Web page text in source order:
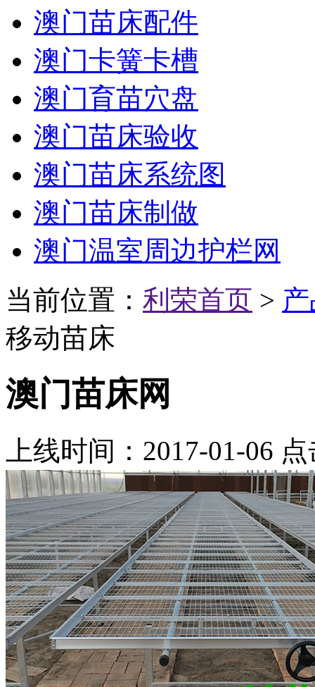
澳门苗床配件
澳门卡簧卡槽
澳门育苗穴盘
澳门苗床验收
澳门苗床系统图
澳门苗床制做
澳门温室周边护栏网
当前位置： 利荣首页 >
移动苗床
澳门苗床网
上线时间：2017-01-06